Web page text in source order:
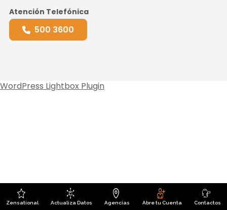
Atención Telefónica
500 3600
Zensational Actualiza Datos Agencias Abre tu Cuenta Contactos
WordPress Lightbox Plugin